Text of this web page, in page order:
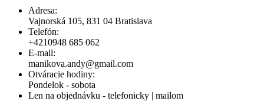
Adresa:
Vajnorská 105, 831 04 Bratislava
Telefón:
+4210948 685 062
E-mail:
manikova.andy@gmail.com
Otváracie hodiny:
Pondelok - sobota
Len na objednávku - telefonicky | mailom